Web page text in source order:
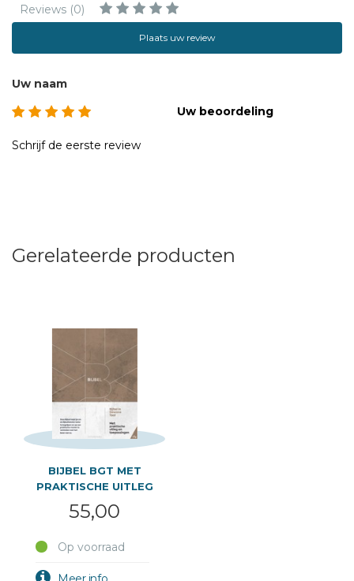
Reviews (0)
Plaats uw review
Uw naam
Uw beoordeling
Schrijf de eerste review
Gerelateerde producten
BIJBEL BGT MET
PRAKTISCHE UITLEG
55,00
Op voorraad